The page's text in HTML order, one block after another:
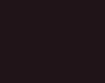
тока с